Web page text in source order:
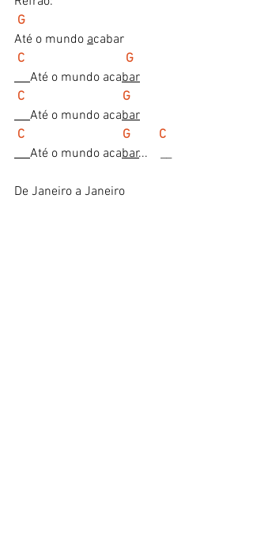
G
Até o mundo acabar
C                                G
Até o mundo acabar
C                               G
Até o mundo acabar
C                               G         C
Até o mundo acabar...    __
De Janeiro a Janeiro